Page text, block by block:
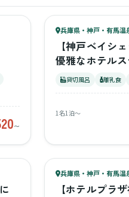
〜
88ベビー
兵庫県・神戸・有馬温
【神戸ベイシ
優雅なホテルス
貸切風呂 離乳食
1名1泊〜
62ベビー
61キッズ
兵庫県・神戸・有馬温
【ホテルプラ